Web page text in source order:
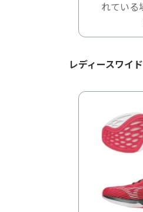
レディースワイド